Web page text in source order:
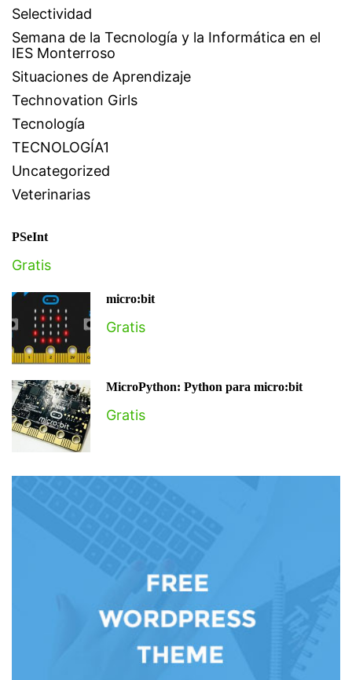
Selectividad
Semana de la Tecnología y la Informática en el
IES Monterroso
Situaciones de Aprendizaje
Technovation Girls
Tecnología
TECNOLOGÍA1
Uncategorized
Veterinarias
PSeInt
Gratis
micro:bit
Gratis
MicroPython: Python para micro:bit
Gratis